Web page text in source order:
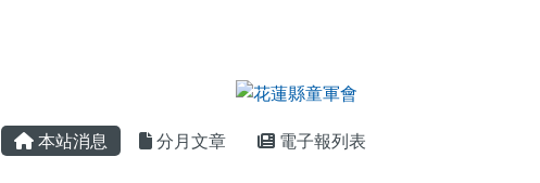
主內容區域
本站消息 分月文章 電子報列表